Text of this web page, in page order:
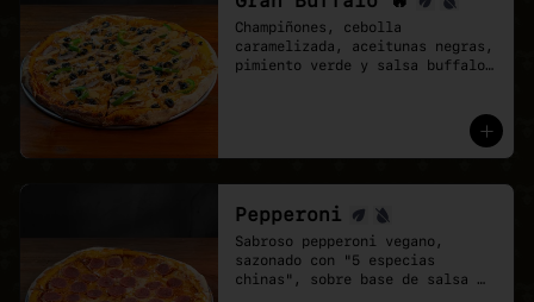
Champiñones, cebolla
caramelizada, aceitunas negras,
pimiento verde y salsa buffalo
Pepperoni
Sabroso pepperoni vegano,
sazonado con "5 especias
chinas", sobre base de salsa